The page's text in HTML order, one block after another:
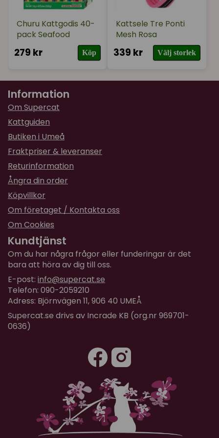
Churu Kattgodis 40-
pack Seafood
279 kr Köp
Kattsele Tre Ponti
Mesh Rosa
339 kr Välj storlek
Information
Om Supercat
Kattguiden
Butiken i Umeå
Fraktpriser & leveranser
Returinformation
Ångra din order
Köpvillkor
Om företaget / Kontakta oss
Om Cookies
Kundtjänst
Om du har några frågor eller funderingar är det
bara att höra av dig till oss.
E-post: info@supercat.se
Telefon: 090-2059210
Adress: Björnvägen 11, 906 40 UMEÅ
Supercat.se drivs av Incrade KB (org.nr 969701-
0636)